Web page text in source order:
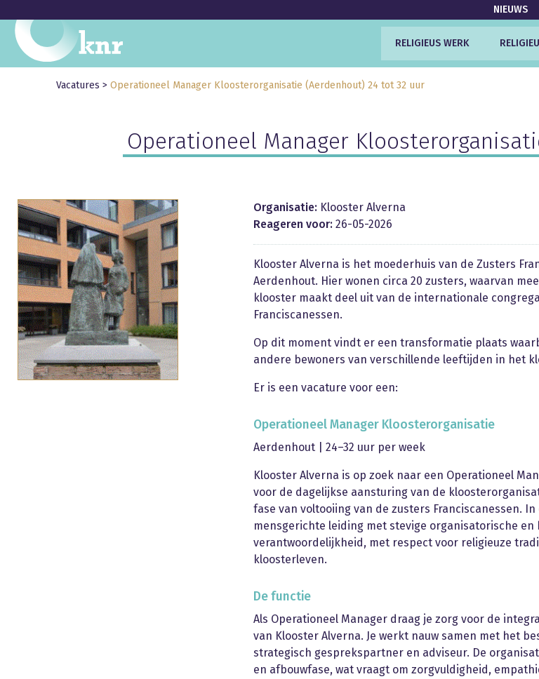
NIEUWS
RELIGIEUS WERK
Vacatures > Operationeel Manager Kloosterorganisatie (Aerdenhout) 24 tot 32 uur
Operationeel Manager
Organisatie: Klooster Alverna
Reageren voor: 26-05-2026
Klooster Alverna is het moederhuis van de Zusters
Aerdenhout. Hier wonen circa 20 zusters, waarvan
klooster maakt deel uit van de internationale
Franciscanessen.
Op dit moment vindt er een transformatie plaats
andere bewoners van verschillende leeftijden in het
Er is een vacature voor een:
Operationeel Manager Kloosterorganisatie
Aerdenhout | 24–32 uur per week
Klooster Alverna is op zoek naar een Operationeel
voor de dagelijkse aansturing van de
fase van voltooiing van de zusters Franciscanessen.
mensgerichte leiding met stevige organisatorische
verantwoordelijkheid, met respect voor religieuze
kloosterleven.
De functie
Als Operationeel Manager draag je zorg voor de
van Klooster Alverna. Je werkt nauw samen met het
strategisch gesprekspartner en adviseur. De
en afbouwfase, wat vraagt om zorgvuldigheid,